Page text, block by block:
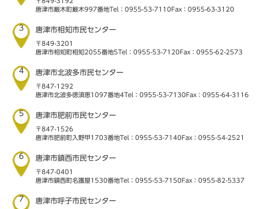
唐津市厳木町厳木997番地Tel：0955-53-7110 Fax：0955-63-3120
3 唐津市相知市民センター
〒849-3201
唐津市相知町相知2055番地5Tel：0955-53-7120 Fax：0955-62-2573
4 唐津市北波多市民センター
〒847-1292
唐津市北波多徳須恵1097番地4Tel：0955-53-7130 Fax：0955-64-3116
5 唐津市肥前市民センター
〒847-1526
唐津市肥前町入野甲1703番地Tel：0955-53-7140 Fax：0955-54-2521
6 唐津市鎮西市民センター
〒847-0401
唐津市鎮西町名護屋1530番地Tel：0955-53-7150 Fax：0955-82-5337
7 唐津市呼子市民センター